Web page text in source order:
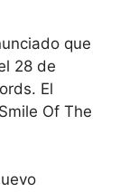
que
28 de
El
Of The